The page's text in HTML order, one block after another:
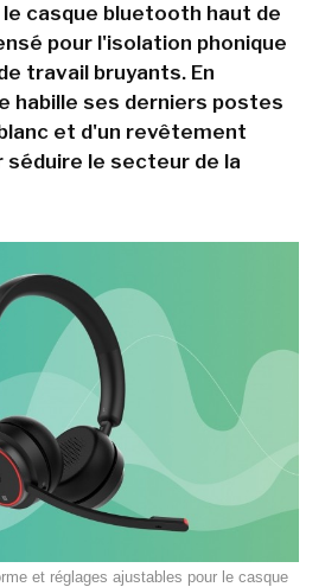
casque bluetooth haut de
pour l'isolation phonique
travail bruyants. En
habille ses derniers postes
et d'un revêtement
le secteur de la
et réglages ajustables pour le casque